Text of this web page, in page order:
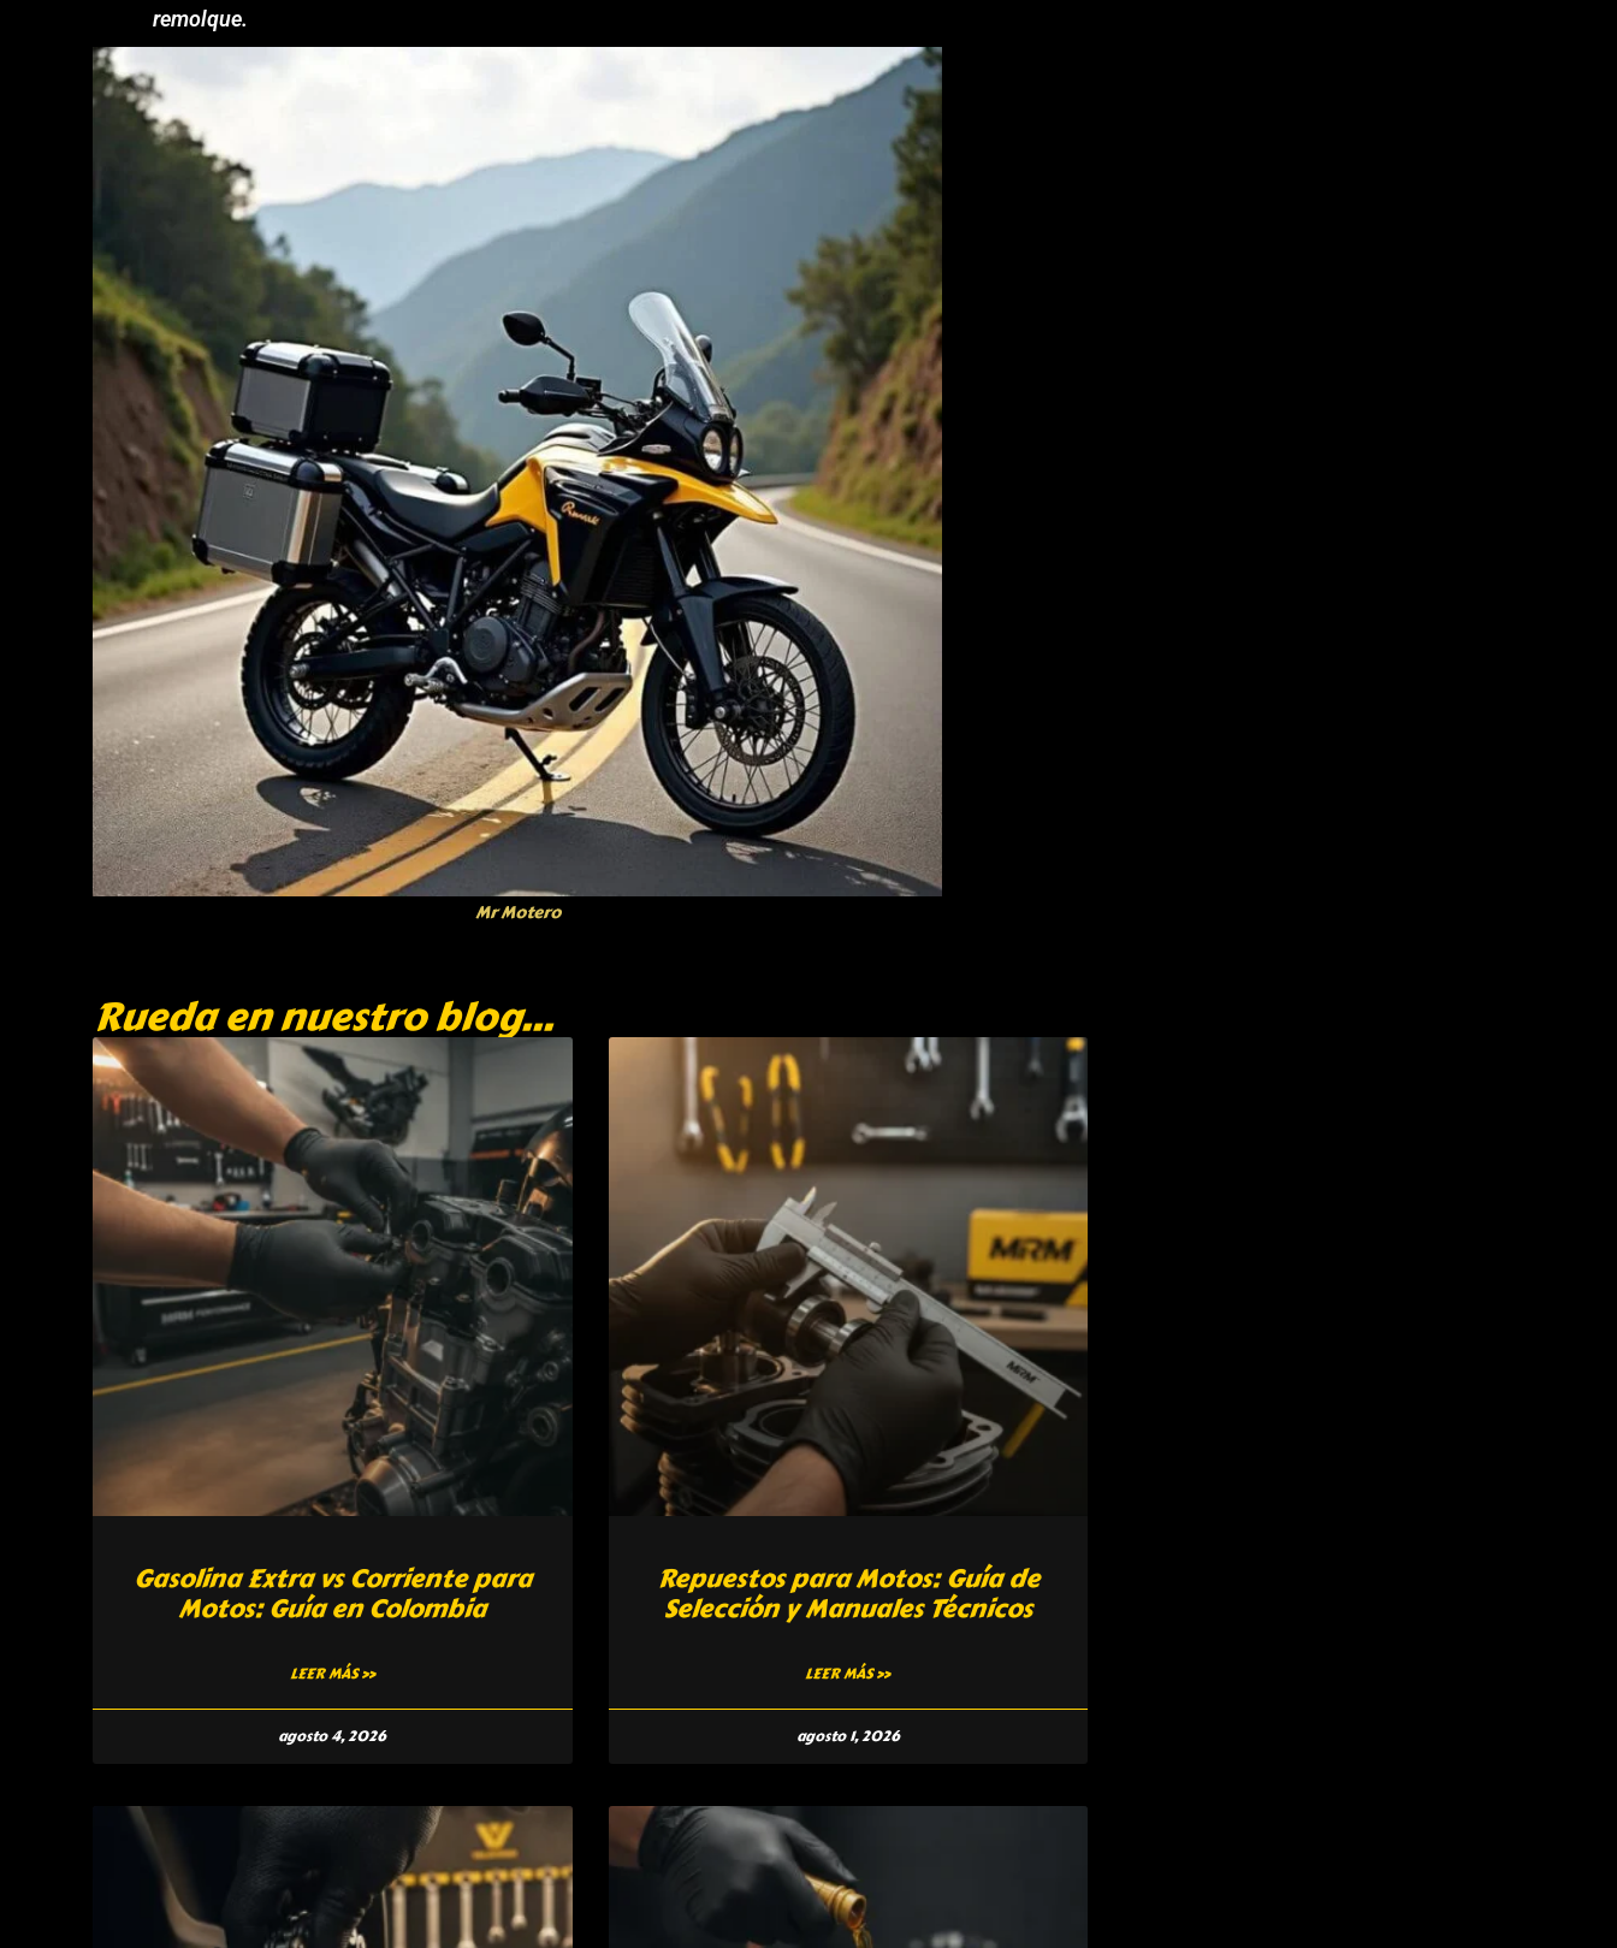
remolque.
Mr Motero
Rueda en nuestro blog...
Gasolina Extra vs Corriente para
Motos: Guía en Colombia
LEER MÁS »
agosto 4, 2026
Repuestos para Motos: Guía de
Selección y Manuales Técnicos
LEER MÁS »
agosto 1, 2026